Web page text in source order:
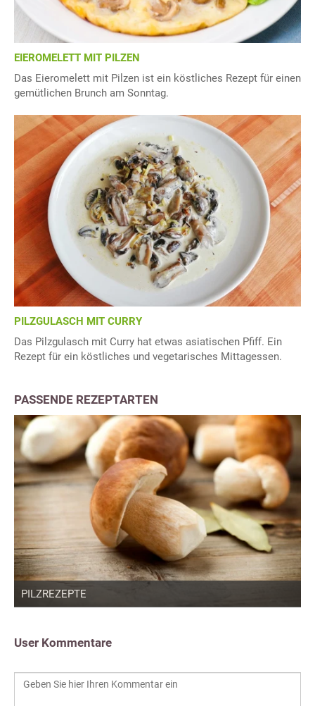
EIEROMELETT MIT PILZEN
Das Eieromelett mit Pilzen ist ein köstliches Rezept für einen
gemütlichen Brunch am Sonntag.
PILZGULASCH MIT CURRY
Das Pilzgulasch mit Curry hat etwas asiatischen Pfiff. Ein
Rezept für ein köstliches und vegetarisches Mittagessen.
PASSENDE REZEPTARTEN
PILZREZEPTE
User Kommentare